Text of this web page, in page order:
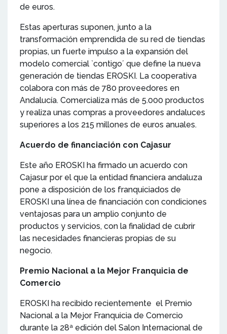
de euros.
Estas aperturas suponen, junto a la
transformación emprendida de su red de tiendas
propias, un fuerte impulso a la expansión del
modelo comercial `contigo´ que define la nueva
generación de tiendas EROSKI. La cooperativa
colabora con más de 780 proveedores en
Andalucía. Comercializa más de 5.000 productos
y realiza unas compras a proveedores andaluces
superiores a los 215 millones de euros anuales.
Acuerdo de financiación con Cajasur
Este año EROSKI ha firmado un acuerdo con
Cajasur por el que la entidad financiera andaluza
pone a disposición de los franquiciados de
EROSKI una línea de financiación con condiciones
ventajosas para un amplio conjunto de
productos y servicios, con la finalidad de cubrir
las necesidades financieras propias de su
negocio.
Premio Nacional a la Mejor Franquicia de
Comercio
EROSKI ha recibido recientemente el Premio
Nacional a la Mejor Franquicia de Comercio
durante la 28ª edición del Salon Internacional de